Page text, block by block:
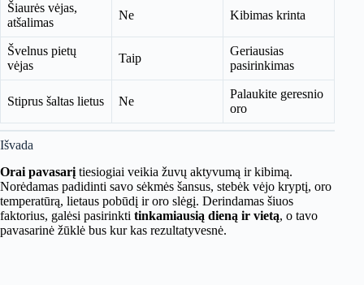
Šiaurės vėjas,
atšalimas
Ne Kibimas krinta
Švelnus pietų
vėjas
Taip
Geriausias
pasirinkimas
Stiprus šaltas lietus Ne
Palaukite geresnio
oro
Išvada
Orai pavasarį tiesiogiai veikia žuvų aktyvumą ir kibimą.
Norėdamas padidinti savo sėkmės šansus, stebėk vėjo kryptį, oro
temperatūrą, lietaus pobūdį ir oro slėgį. Derindamas šiuos
faktorius, galėsi pasirinkti tinkamiausią dieną ir vietą, o tavo
pavasarinė žūklė bus kur kas rezultatyvesnė.